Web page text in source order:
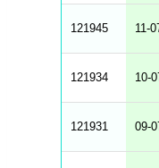
n
s
l
n
h
M
n
121945 11-
121934 10-
121931 09-